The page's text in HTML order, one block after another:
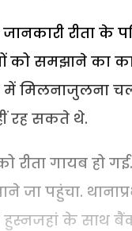
जानकारी रीता
को समझाने का
में मिलनाजुलना
रह सकते थे.
को रीता गायब
जा पहुंचा.
हुस्नजहां के साथ